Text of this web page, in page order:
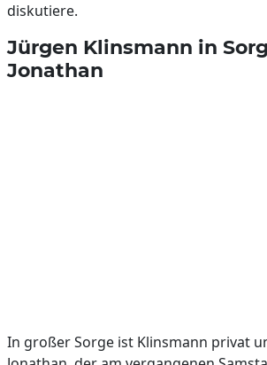
diskutiere.
Jürgen Klinsmann in
Jonathan
In großer Sorge ist Klinsmann privat